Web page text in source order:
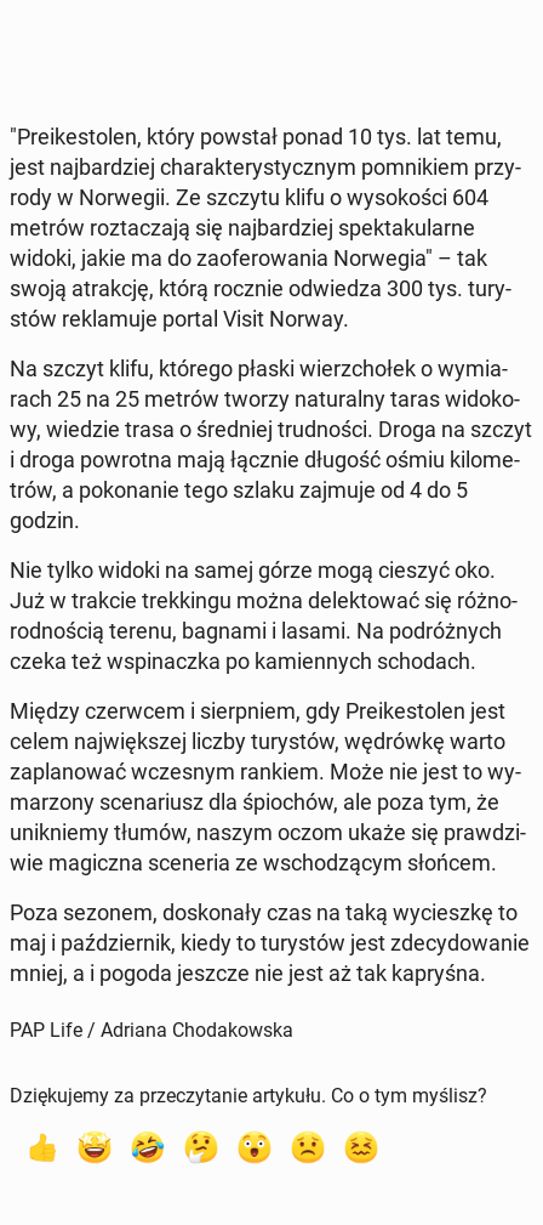
"Pre­ike­sto­len, który powstał ponad 10 tys. lat temu,
jest naj­bar­dziej cha­rak­te­ry­stycz­nym po­mni­kiem przy­
ro­dy w Nor­we­gii. Ze szczytu klifu o wy­so­ko­ści 604
metrów roz­ta­cza­ją się naj­bar­dziej spek­ta­ku­lar­ne
widoki, jakie ma do za­ofe­ro­wa­nia Nor­we­gia" – tak
swoją atrak­cję, którą rocznie od­wie­dza 300 tys. tu­ry­
stów re­kla­mu­je portal Visit Norway.
Na szczyt klifu, którego płaski wierz­cho­łek o wy­mia­
rach 25 na 25 metrów tworzy na­tu­ral­ny taras wi­do­ko­
wy, wiedzie trasa o śred­niej trud­no­ści. Droga na szczyt
i droga po­wrot­na mają łącznie długość ośmiu ki­lo­me­
trów, a po­ko­na­nie tego szlaku zajmuje od 4 do 5
godzin.
Nie tylko widoki na samej górze mogą cieszyć oko.
Już w trakcie trek­kin­gu można de­lek­to­wać się róż­no­
rod­no­ścią terenu, bagnami i lasami. Na po­dróż­nych
czeka też wspi­nacz­ka po ka­mien­nych scho­dach.
Między czerw­cem i sierp­niem, gdy Pre­ike­sto­len jest
celem naj­więk­szej liczby tu­ry­stów, wę­drów­kę warto
za­pla­no­wać wcze­snym rankiem. Może nie jest to wy­
ma­rzo­ny sce­na­riusz dla śpio­chów, ale poza tym, że
unik­nie­my tłumów, naszym oczom ukaże się praw­dzi­
wie ma­gicz­na sce­ne­ria ze wscho­dzą­cym słońcem.
Poza sezonem, do­sko­na­ły czas na taką wy­ciesz­kę to
maj i paź­dzier­nik, kiedy to tu­ry­stów jest zde­cy­do­wa­nie
mniej, a i pogoda jeszcze nie jest aż tak ka­pry­śna.
PAP Life / Adriana Chodakowska
Dziękujemy za przeczytanie artykułu. Co o tym myślisz?